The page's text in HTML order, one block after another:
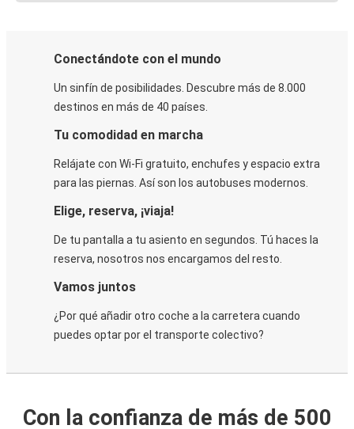
Conectándote con el mundo
Un sinfín de posibilidades. Descubre más de 8.000
destinos en más de 40 países.
Tu comodidad en marcha
Relájate con Wi-Fi gratuito, enchufes y espacio extra
para las piernas. Así son los autobuses modernos.
Elige, reserva, ¡viaja!
De tu pantalla a tu asiento en segundos. Tú haces la
reserva, nosotros nos encargamos del resto.
Vamos juntos
¿Por qué añadir otro coche a la carretera cuando
puedes optar por el transporte colectivo?
Con la confianza de más de 500